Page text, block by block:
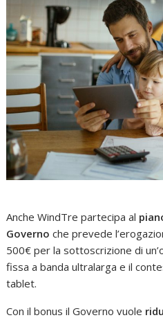
Anche WindTre partecipa al
Governo che prevede
500€ per la sottoscrizione di
fissa a banda ultralarga e il
tablet.
Con il bonus il Governo vuole